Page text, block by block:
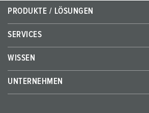
PRODUKTE / LÖSUNGEN
SERVICES
WISSEN
UNTERNEHMEN